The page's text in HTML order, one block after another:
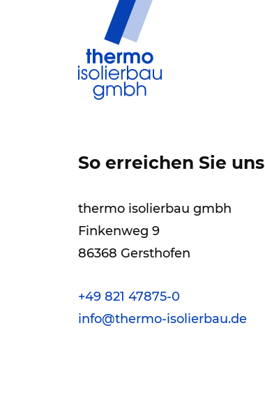
So erreichen Sie uns
thermo isolierbau gmbh
Finkenweg 9
86368 Gersthofen
+49 821 47875-0
info@thermo-isolierbau.de